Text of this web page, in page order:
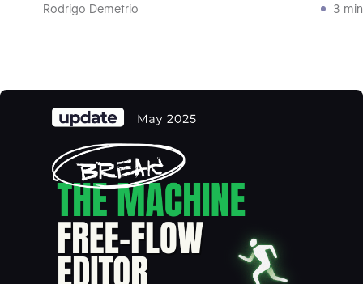
Rodrigo Demetrio 3 min